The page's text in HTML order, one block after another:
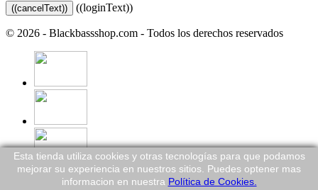
((cancelText)) ((loginText))
Esta tienda utiliza cookies y otras tecnologías para que podamos
mejorar su experiencia en nuestros sitios. Puedes optener mas
informacion en nuestra Política de Cookies.
© 2026 - Blackbassshop.com - Todos los derechos reservados